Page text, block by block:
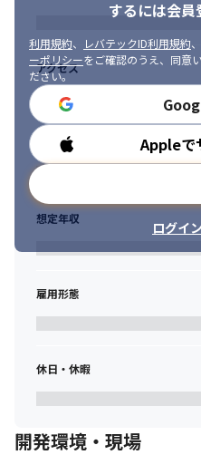
するには会
利用規約、 レバテックID利用規約、
ーポリシーをご確認のうえ、同意
ださい。
Appleで
ログイ
アクセス
勤務時間
想定年収
雇用形態
休日・休暇
開発環境・現場